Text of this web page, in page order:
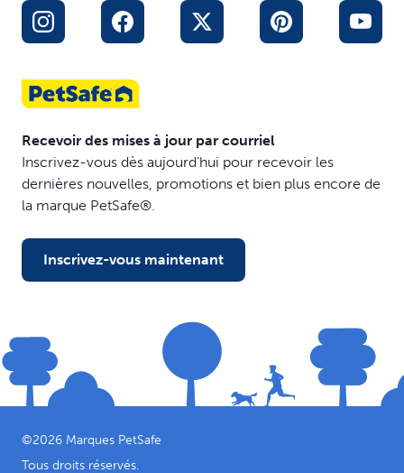
Recevoir des mises à jour par courriel
Inscrivez-vous dès aujourd’hui pour recevoir les
dernières nouvelles, promotions et bien plus encore de
la marque PetSafe®.
Inscrivez-vous maintenant
©2026 Marques PetSafe
Tous droits réservés.